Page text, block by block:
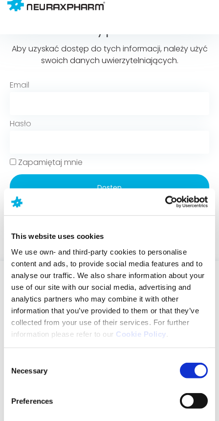
This website uses cookies
We use own- and third-party cookies to personalise
content and ads, to provide social media features and to
analyse our traffic. We also share information about your
use of our site with our social media, advertising and
analytics partners who may combine it with other
information that you’ve provided to them or that they’ve
collected from your use of their services. For further
information please refer to our Cookie Policy
Selection
Necessary
Preferences
Witamy ponownie
Aby uzyskać dostęp do tych informacji, należy użyć
swoich danych uwierzytelniających.
Email
Hasło
Zapamiętaj mnie
Dostęp
Zapomniałeś hasła?
Nie masz swojego profilu?
OUN
Portfolio
Lekarze
Farmaceuci
O nas